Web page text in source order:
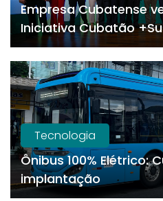
Empresa Cubatense
Iniciativa Cubatão
Tecnologia
Ônibus 100% Elétrico:
implantação